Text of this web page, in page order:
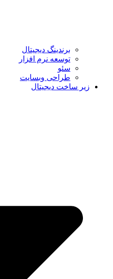
برندینگ دیجیتال
توسعه نرم افزار
سئو
طراحی وبسایت
زیر ساخت دیجیتال